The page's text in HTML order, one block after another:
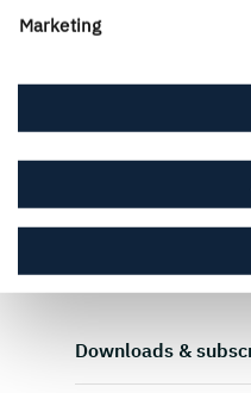
Marketingof the links below
contact portal...
Career & students
Downloads &